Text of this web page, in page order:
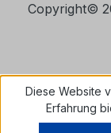
Copyright©
Diese Website
Erfahrung